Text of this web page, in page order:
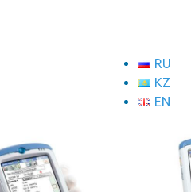
RU
KZ
EN
Фарм"